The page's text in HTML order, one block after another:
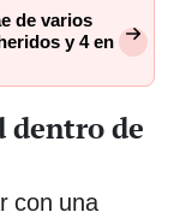
de varios
y 4 en
dentro de
con una